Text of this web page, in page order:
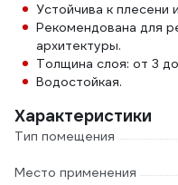
Устойчива к плесени
Рекомендована для
архитектуры.
Толщина слоя: от 3
Водостойкая.
Характеристики
Тип помещения
Место применения